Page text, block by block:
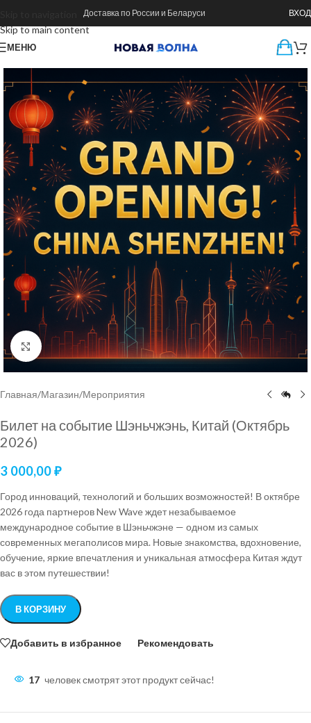
Skip to main content
Доставка по России и Беларуси ВХОД
МЕНЮ
Нажмите, чтобы увеличить
Главная/Магазин/Мероприятия
Билет на событие Шэньчжэнь, Китай (Октябрь
2026)
3 000,00₽
Город инноваций, технологий и больших возможностей! В октябре
2026 года партнеров New Wave ждет незабываемое
международное событие в Шэньчжэне — одном из самых
современных мегаполисов мира. Новые знакомства, вдохновение,
обучение, яркие впечатления и уникальная атмосфера Китая ждут
вас в этом путешествии!
В КОРЗИНУ
Добавить в избранное Рекомендовать
17 человек смотрят этот продукт сейчас!